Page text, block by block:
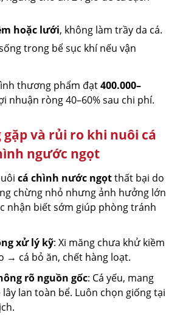
hoặc lưới, không làm trầy da cá.
trong bể sục khí nếu vận
thương phẩm đạt400.000–
nhuận ròng 40–60% sau chi phí.
và rủi ro khi nuôi cá
ngước ngọt
cá chình nước ngọtthất bại do
chừng nhỏ nhưng ảnh hưởng lớn
nhận biết sớm giúp phòng tránh
xử lý kỹ: Xi măng chưa khử kiềm
→ cá bỏ ăn, chết hàng loạt.
rõ nguồn gốc: Cá yếu, mang
lan toàn bể. Luôn chọn giống tại